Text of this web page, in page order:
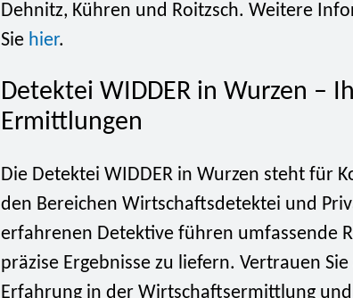
Dehnitz, Kühren und Roitzsch. Weitere
Sie hier.
Detektei WIDDER in Wurzen –
Ermittlungen
Die Detektei WIDDER in Wurzen steht für
den Bereichen Wirtschaftsdetektei und
erfahrenen Detektive führen umfassende
präzise Ergebnisse zu liefern. Vertrauen
Erfahrung in der Wirtschaftsermittlung